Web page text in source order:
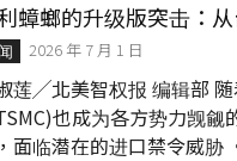
蟑螂的升级版突击：
2026 年 7 月 1 日
莲╱北美智权报 编辑部
TSMC)也成为各方势力觊
面临潜在的进口禁令威胁